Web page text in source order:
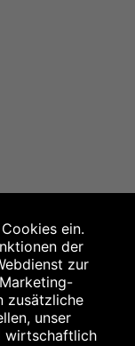
ein.
der
zur
zusätzliche
unser
wirtschaftlich